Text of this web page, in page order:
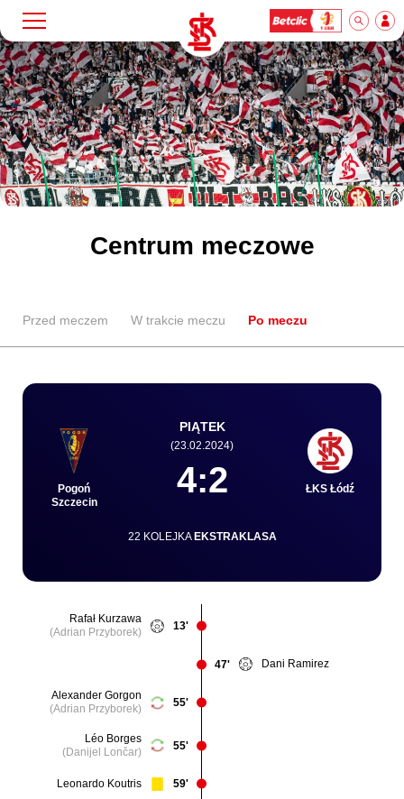
Klub
Mecze
Bilety
Biznes
Dla mediów
Kibice
KUP BILET
Szukaj
Centrum meczowe
Przed meczem W trakcie meczu Po meczu
Pogoń
Szczecin
PIĄTEK
(23.02.2024)
4:2 ŁKS Łódź
22 KOLEJKA EKSTRAKLASA
Rafał Kurzawa
(Adrian Przyborek)
13'
47' Dani Ramirez
Alexander Gorgon
(Adrian Przyborek)
55'
Léo Borges
(Danijel Lončar)
55'
Leonardo Koutris 59'